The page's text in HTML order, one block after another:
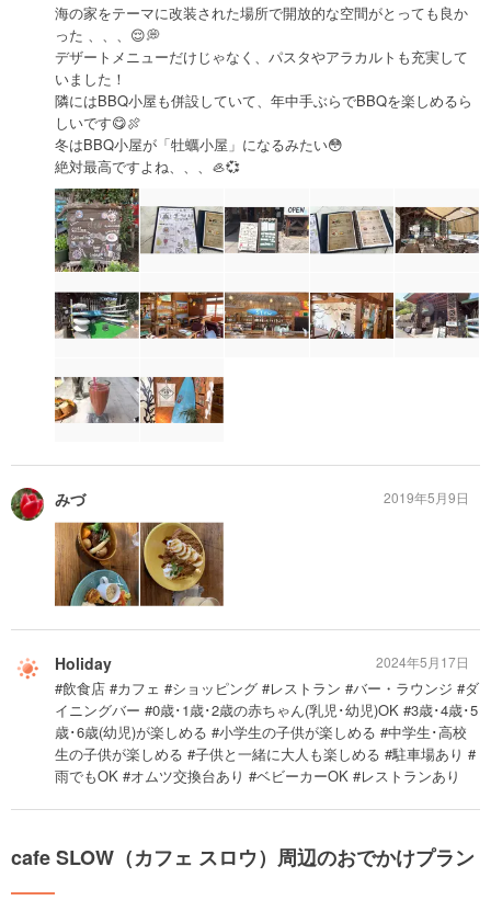
海の家をテーマに改装された場所で開放的な空間がとっても良か
った 、、、😌💭
デザートメニューだけじゃなく、パスタやアラカルトも充実して
いました！
隣にはBBQ小屋も併設していて、年中手ぶらでBBQを楽しめるら
しいです😋🍖
冬はBBQ小屋が「牡蠣小屋」になるみたい😳
絶対最高ですよね、、、🦪💞
みづ 2019年5月9日
Holiday
#飲食店 #カフェ #ショッピング #レストラン #バー・ラウンジ #ダ
イニングバー #0歳･1歳･2歳の赤ちゃん(乳児･幼児)OK #3歳･4歳･5
歳･6歳(幼児)が楽しめる #小学生の子供が楽しめる #中学生･高校
生の子供が楽しめる #子供と一緒に大人も楽しめる #駐車場あり #
雨でもOK #オムツ交換台あり #ベビーカーOK #レストランあり
2024年5月17日
cafe SLOW（カフェ スロウ）周辺のおでかけプラン